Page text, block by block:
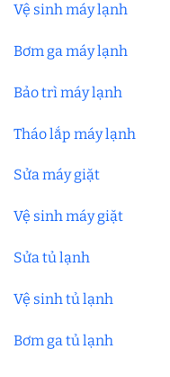
Vệ sinh máy lạnh
Bơm ga máy lạnh
Bảo trì máy lạnh
Tháo lắp máy lạnh
Sửa máy giặt
Vệ sinh máy giặt
Sửa tủ lạnh
Vệ sinh tủ lạnh
Bơm ga tủ lạnh